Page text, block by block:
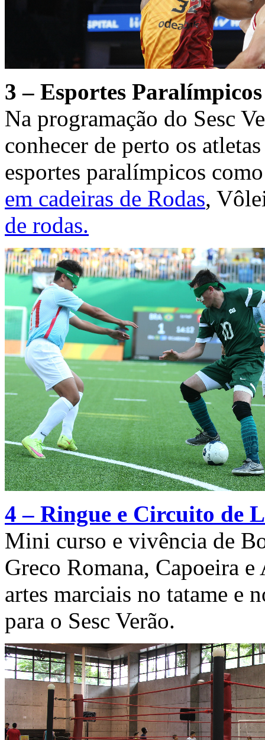
3 – Esportes Paralímpicos
Na programação do Sesc
conhecer de perto os
esportes paralímpicos
em cadeiras de Rodas,
de rodas.
4 – Ringue e Circuito de
Mini curso e vivência de
Greco Romana, Capoeira
artes marciais no tatame e
para o Sesc Verão.